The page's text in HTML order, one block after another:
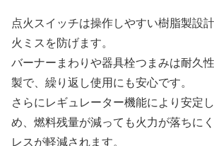
点火スイッチは操作しやすい樹脂製設
火ミスを防げます。
バーナーまわりや器具栓つまみは耐久
製で、繰り返し使用にも安心です。
さらにレギュレーター機能により安定
め、燃料残量が減っても火力が落ちに
レスが軽減されます。